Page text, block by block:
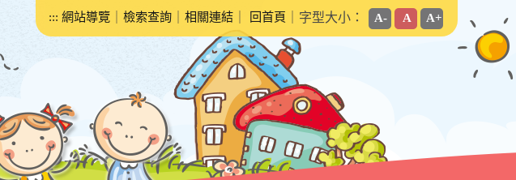
::: 網站導覽 檢索查詢 相關連結 回首頁 ｜字型大小： A- A A+